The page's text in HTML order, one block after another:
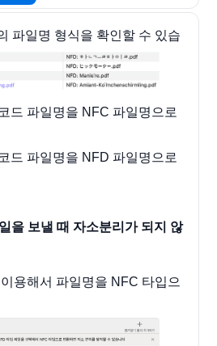
파일명 형식을 확인할 수 있습
드 파일명을 NFC 파일명으로
드 파일명을 NFD 파일명으로
을 보낼 때 자소분리가 되지 않
용해서 파일명을 NFC 타입으